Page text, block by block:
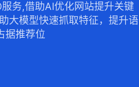
务,借助AI优化网站提升关键
大模型快速抓取特征，提升语
据推荐位